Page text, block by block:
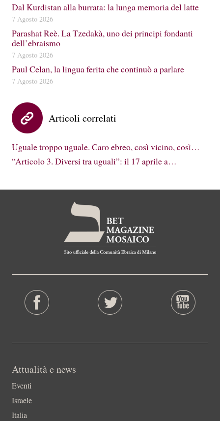
Dal Kurdistan alla burrata: la lunga memoria del latte
7 Agosto 2026
Parashat Reè. La Tzedakà, uno dei principi fondanti
dell’ebraismo
7 Agosto 2026
Paul Celan, la lingua ferita che continuò a parlare
7 Agosto 2026
Articoli correlati
Uguale troppo uguale. Caro ebreo, così vicino, così…
“Articolo 3. Diversi tra uguali”: il 17 aprile a…
Attualità e news
Eventi
Israele
Italia